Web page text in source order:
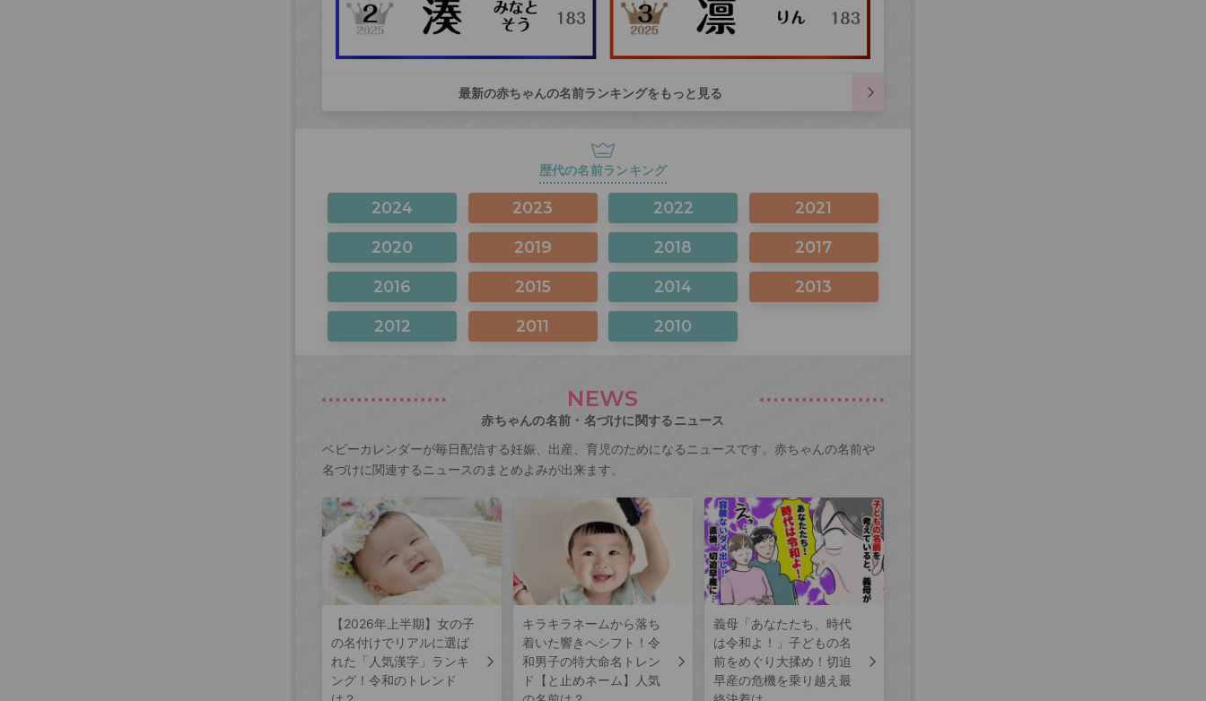
最新の赤ちゃんの名前ランキングをもっと見る
歴代の名前ランキング
2024 2023 2022 2021
2020 2019 2018 2017
2016 2015 2014 2013
2012 2011 2010
NEWS
赤ちゃんの名前・名づけに関するニュース
ベビーカレンダーが毎日配信する妊娠、出産、育児のためになるニュースです。赤ちゃんの名前や
名づけに関連するニュースのまとめよみが出来ます。
【2026年上半期】女の子
の名付けでリアルに選ば
れた「人気漢字」ランキ
ング！令和のトレンド
キラキラネームから落ち
着いた響きへシフト！令
和男子の特大命名トレン
ド【と止めネーム】人気
義母「あなたたち、時代
は令和よ！」子どもの名
前をめぐり大揉め！切迫
早産の危機を乗り越え最